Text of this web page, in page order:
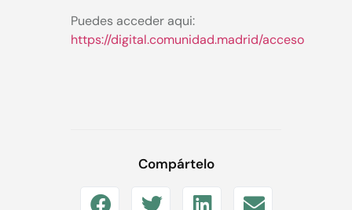
Puedes acceder aqui:
https://digital.comunidad.madrid/acceso
Compártelo